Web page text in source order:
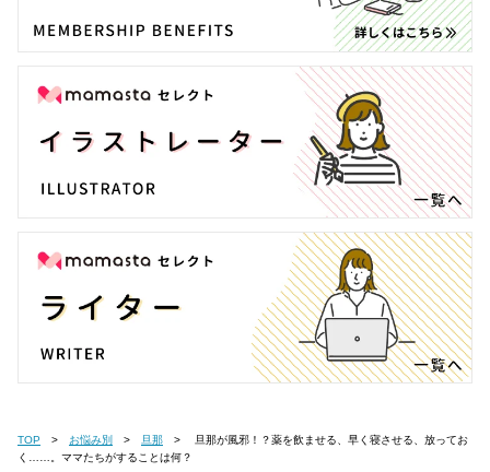
TOP お悩み別 旦那
く……。ママたちがすることは何？